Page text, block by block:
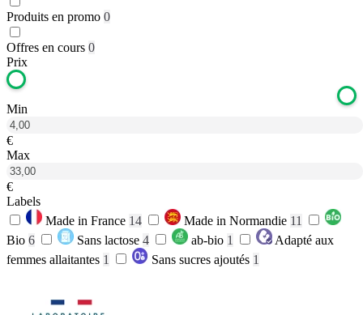
Produits en promo 0
Offres en cours 0
Prix
Min
€
Max
€
Labels
Made in France 14 Made in Normandie 11
Bio 6 Sans lactose 4 ab-bio 1
Adapté aux
femmes allaitantes 1 Sans sucres ajoutés 1